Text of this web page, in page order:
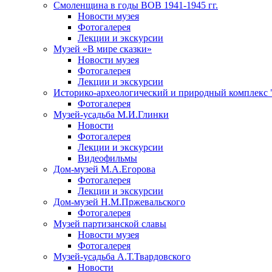
Смоленщина в годы ВОВ 1941-1945 гг.
Новости музея
Фотогалерея
Лекции и экскурсии
Музей «В мире сказки»
Новости музея
Фотогалерея
Лекции и экскурсии
Историко-археологический и природный комплекс
Фотогалерея
Музей-усадьба М.И.Глинки
Новости
Фотогалерея
Лекции и экскурсии
Видеофильмы
Дом-музей М.А.Егорова
Фотогалерея
Лекции и экскурсии
Дом-музей Н.М.Пржевальского
Фотогалерея
Музей партизанской славы
Новости музея
Фотогалерея
Музей-усадьба А.Т.Твардовского
Новости